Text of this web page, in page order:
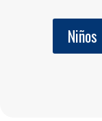
Niños